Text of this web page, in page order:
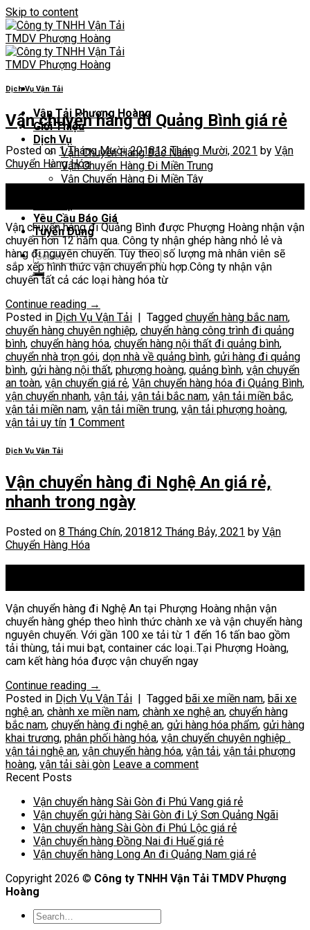
Skip to content
Vận Tải Phượng Hoàng
Giới Thiệu
Dịch Vụ
Vận Chuyển Hàng Bắc Nam
Vận Chuyển Hàng Đi Miền Trung
Vận Chuyển Hàng Đi Miền Tây
Yêu Cầu Báo Giá
Tuyển Dụng
Dịch Vụ Vận Tải
Vận chuyển hàng đi Quảng Bình giá rẻ
Posted on 1 Tháng Mười, 201813 Tháng Mười, 2021 by Vận
Chuyển Hàng Hóa
Vận chuyển hàng đi Quảng Bình được Phượng Hoàng nhận vận
chuyển hơn 12 năm qua. Công ty nhận ghép hàng nhỏ lẻ và
hàng đi nguyên chuyến. Tùy theo số lượng mà nhân viên sẽ
sắp xếp hình thức vận chuyển phù hợp.Công ty nhận vận
chuyển tất cả các loại hàng hóa từ
Continue reading →
Posted in Dịch Vụ Vận Tải | Tagged chuyển hàng bắc nam,
chuyển hàng chuyên nghiệp, chuyển hàng công trình đi quảng
bình, chuyển hàng hóa, chuyển hàng nội thất đi quảng bình,
chuyển nhà trọn gói, dọn nhà về quảng bình, gửi hàng đi quảng
bình, gửi hàng nội thất, phượng hoàng, quảng bình, vận chuyển
an toàn, vận chuyển giá rẻ, Vận chuyển hàng hóa đi Quảng Bình,
vận chuyển nhanh, vận tải, vận tải bắc nam, vận tải miền bắc,
vận tải miền nam, vận tải miền trung, vận tải phượng hoàng,
vận tải uy tín 1 Comment
Dịch Vụ Vận Tải
Vận chuyển hàng đi Nghệ An giá rẻ,
nhanh trong ngày
Posted on 8 Tháng Chín, 201812 Tháng Bảy, 2021 by Vận
Chuyển Hàng Hóa
Vận chuyển hàng đi Nghệ An tại Phượng Hoàng nhận vận
chuyển hàng ghép theo hình thức chành xe và vận chuyển hàng
nguyên chuyến. Với gần 100 xe tải từ 1 đến 16 tấn bao gồm
tải thùng, tải mui bạt, container các loại..Tại Phượng Hoàng,
cam kết hàng hóa được vận chuyển ngay
Continue reading →
Posted in Dịch Vụ Vận Tải | Tagged bãi xe miền nam, bãi xe
nghệ an, chành xe miền nam, chành xe nghệ an, chuyển hàng
bắc nam, chuyển hàng đi nghệ an, gửi hàng hóa phẩm, gửi hàng
khai trương, phân phối hàng hóa, vận chuyển chuyên nghiệp .
vận tải nghệ an, vận chuyển hàng hóa, vận tải, vận tải phượng
hoàng, vận tải sài gòn Leave a comment
Recent Posts
Vận chuyển hàng Sài Gòn đi Phú Vang giá rẻ
Vận chuyển gửi hàng Sài Gòn đi Lý Sơn Quảng Ngãi
Vận chuyển hàng Sài Gòn đi Phú Lộc giá rẻ
Vận chuyển hàng Đồng Nai đi Huế giá rẻ
Vận chuyển hàng Long An đi Quảng Nam giá rẻ
Copyright 2026 © Công ty TNHH Vận Tải TMDV Phượng
Hoàng